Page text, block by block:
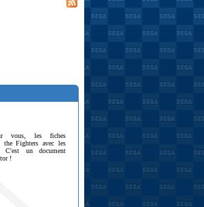
vous, les fiches
the Fighters avec les
un document
!